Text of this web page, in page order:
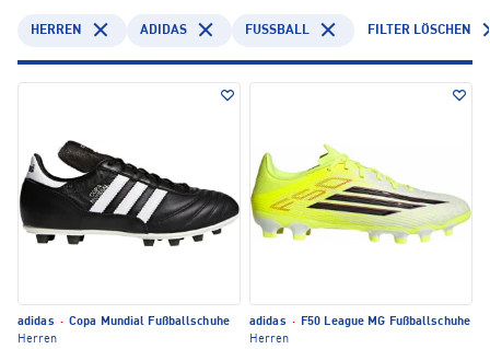
HERREN ADIDAS FUSSBALL FILTER LÖSCHEN
adidas · Copa Mundial Fußballschuhe
Herren
adidas ·
F50 League MG Fußballschuhe
Herren